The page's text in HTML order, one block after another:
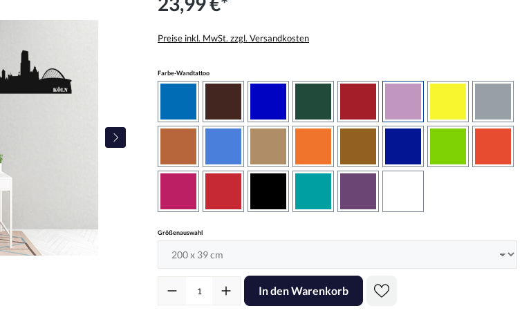
Preise inkl. MwSt. zzgl. Versandkosten
Farbe-Wandtattooauswählen
Größenauswahlauswählen
Produkt Anzahl: Gib den gewünschten Wert ein oder benutze die Schaltflächen
In den Warenkorb